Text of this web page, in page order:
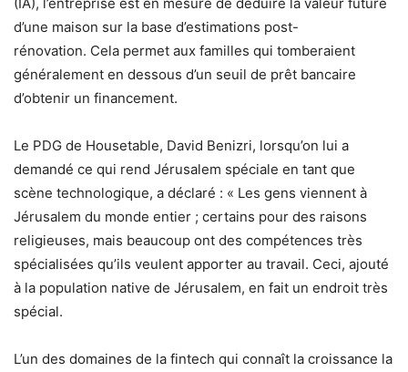
d’une maison sur la base d’estimations post-
rénovation. Cela permet aux familles qui tomberaient
généralement en dessous d’un seuil de prêt bancaire
d’obtenir un financement.
Le PDG de Housetable, David Benizri, lorsqu’on lui a
demandé ce qui rend Jérusalem spéciale en tant que
scène technologique, a déclaré : « Les gens viennent à
Jérusalem du monde entier ; certains pour des raisons
religieuses, mais beaucoup ont des compétences très
spécialisées qu’ils veulent apporter au travail. Ceci, ajouté
à la population native de Jérusalem, en fait un endroit très
spécial.
L’un des domaines de la fintech qui connaît la croissance la